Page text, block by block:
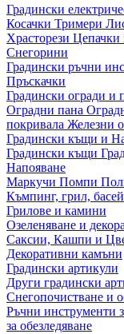
Градински
Косачки Тримери
Храсторези Цепачки
Снегорини
Градински ръчни
Пръскачки
Градински огради и
Оградни пана
покривала Железни
Градински къщи и
Градински къщи
Напояване
Маркучи Помпи
Къмпинг, грил,
Грилове и камини
Озеленяване и
Саксии, Кашпи и
Декоративни камъни
Градински артикули
Други градински
Снегопочистване и
Ръчни инструменти
за обезледяване